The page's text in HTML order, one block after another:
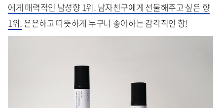
에게 매력적인 남성향 1위! 남자친구에게 선물해주고 싶은 향
1위! 은은하고 따뜻하게 누구나 좋아하는 감각적인 향!